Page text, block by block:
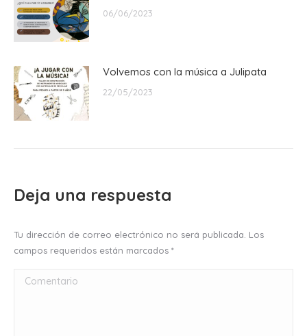
06/06/2023
Volvemos con la música a Julipata
22/05/2023
Deja una respuesta
Tu dirección de correo electrónico no será publicada. Los
campos requeridos están marcados *
Comentario